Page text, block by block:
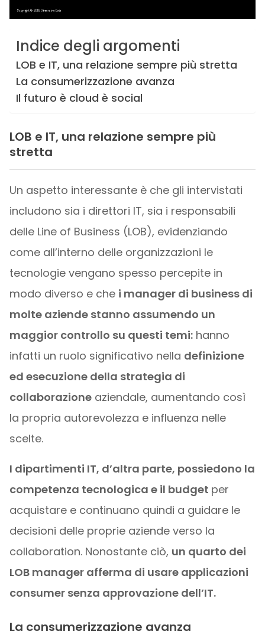
Indice degli argomenti
LOB e IT, una relazione sempre più stretta
La consumerizzazione avanza
Il futuro è cloud è social
LOB e IT, una relazione sempre più
stretta
Un aspetto interessante è che gli intervistati
includono sia i direttori IT, sia i responsabili
delle Line of Business (LOB), evidenziando
come all’interno delle organizzazioni le
tecnologie vengano spesso percepite in
modo diverso e che i manager di business di
molte aziende stanno assumendo un
maggior controllo su questi temi:hanno
infatti un ruolo significativo nella definizione
ed esecuzione della strategia di
collaborazioneaziendale, aumentando così
la propria autorevolezza e influenza nelle
scelte.
I dipartimenti IT, d’altra parte, possiedono la
competenza tecnologica e il budget per
acquistare e continuano quindi a guidare le
decisioni delle proprie aziende verso la
collaboration. Nonostante ciò, un quarto dei
LOB manager afferma di usare applicazioni
consumer senza approvazione dell’IT.
La consumerizzazione avanza